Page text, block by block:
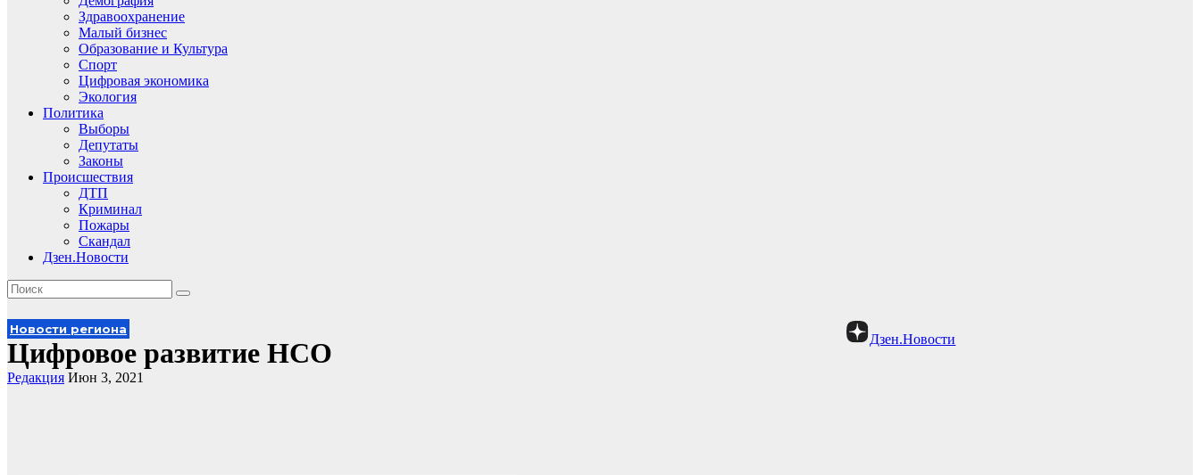
Здравоохранение
Малый бизнес
Образование и Культура
Спорт
Цифровая экономика
Экология
Политика
Выборы
Депутаты
Законы
Происшествия
ДТП
Криминал
Пожары
Скандал
Дзен.Новости
Дзен.Новости
Новости региона
Цифровое развитие НСО
Редакция Июн 3, 2021